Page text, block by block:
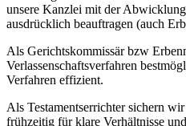
unsere Kanzlei mit der
ausdrücklich beauftragen (auch
Als Gerichtskommissär bzw
Verlassenschaftsverfahren
Verfahren effizient.
Als Testamentserrichter sichern
frühzeitig für klare Verhältnisse